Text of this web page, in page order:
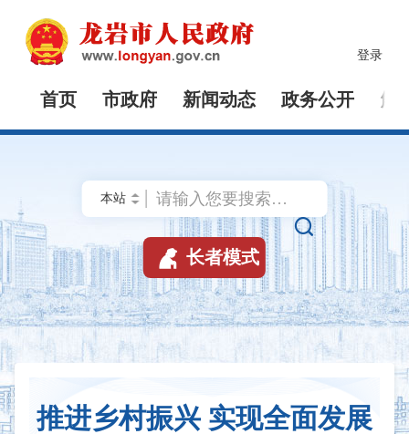
登录
首页 市政府 新闻动态 政务公开 解

 长者模式
推进乡村振兴 实现全面发展